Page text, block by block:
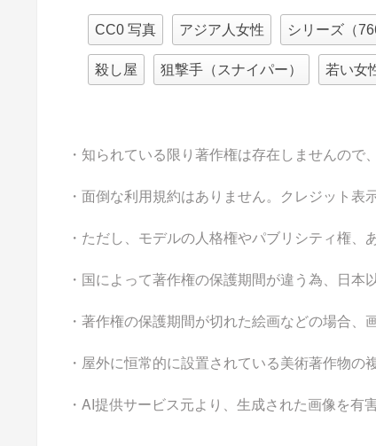
CC0 写真 アジア人女性 シリーズ（
殺し屋 狙撃手（スナイパー） 若い女
・知られている限り著作権は存在しませんの
・面倒な利用規約はありません。クレジット
・ただし、モデルの人格権やパブリシティ権
・国によって著作権の保護期間が違う為、日本
・著作権の保護期間が切れた絵画などの場合
・屋外に恒常的に設置されている美術著作物
・AI提供サービス元より、生成された画像を有